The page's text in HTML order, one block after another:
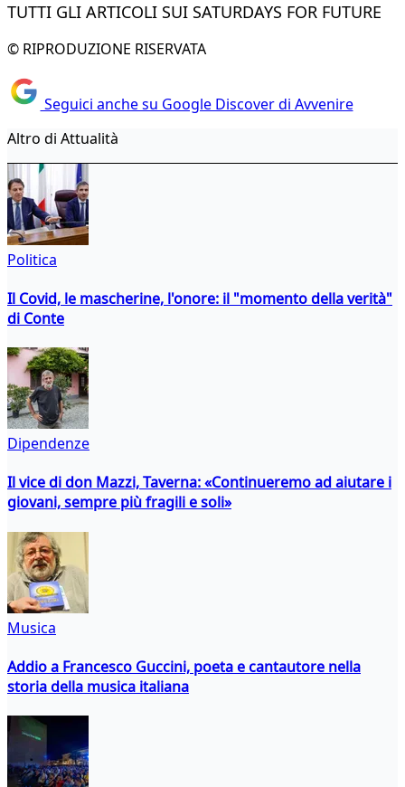
TUTTI GLI ARTICOLI SUI SATURDAYS FOR FUTURE
© RIPRODUZIONE RISERVATA
Seguici anche su Google Discover di Avvenire
Altro di Attualità
Politica
Il Covid, le mascherine, l'onore: il "momento della verità"
di Conte
Dipendenze
Il vice di don Mazzi, Taverna: «Continueremo ad aiutare i
giovani, sempre più fragili e soli»
Musica
Addio a Francesco Guccini, poeta e cantautore nella
storia della musica italiana